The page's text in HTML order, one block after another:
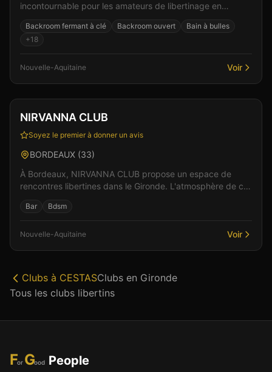
incontournable pour les amateurs de libertinage en
Backroom fermant à clé Backroom ouvert
Bain à bulles
+18
Nouvelle-Aquitaine Voir
Club Sauna +1
NIRVANNA CLUB
Soyez le premier à donner un avis
BORDEAUX (33)
À Bordeaux, NIRVANNA CLUB propose un espace de
rencontres libertines dans le Gironde. L'atmosphère de cet
Bar Bdsm
Nouvelle-Aquitaine Voir
Clubs à CESTASClubs en Gironde
Tous les clubs libertins
For Good People